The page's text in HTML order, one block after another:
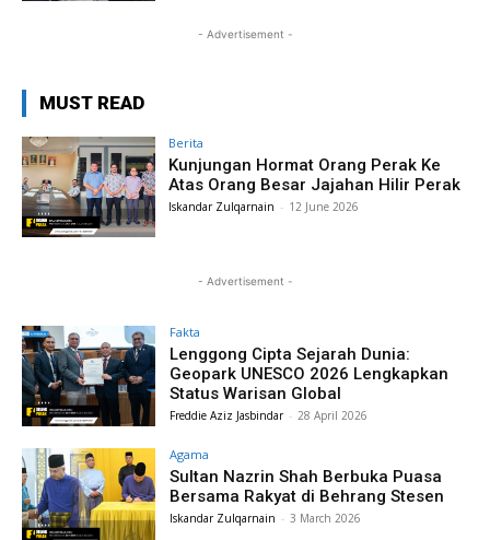
- Advertisement -
MUST READ
Berita
Kunjungan Hormat Orang Perak Ke
Atas Orang Besar Jajahan Hilir Perak
Iskandar Zulqarnain - 12 June 2026
- Advertisement -
Fakta
Lenggong Cipta Sejarah Dunia:
Geopark UNESCO 2026 Lengkapkan
Status Warisan Global
Freddie Aziz Jasbindar - 28 April 2026
Agama
Sultan Nazrin Shah Berbuka Puasa
Bersama Rakyat di Behrang Stesen
Iskandar Zulqarnain - 3 March 2026